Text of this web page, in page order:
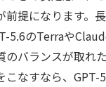
前提になります。
5.6のTerraや
バランスが取れ
こなすなら、GPT-